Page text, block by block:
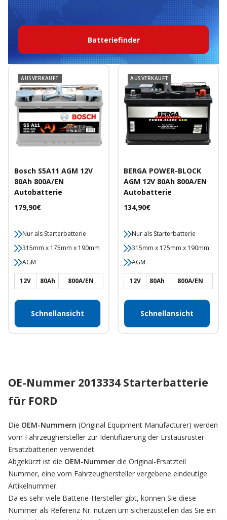
Batteriefinder
AUSVERKAUFT
Bosch S5A11 AGM 12V
80Ah 800A/EN
Autobatterie
Angebotspreis
179,90€
Nur als Starterbatterie
315mm x 175mm x 190mm
AGM
12V 80Ah 800A/EN
Schnellansicht
AUSVERKAUFT
BERGA POWER-BLOCK
AGM 12V 80Ah 800A/EN
Autobatterie
Angebotspreis
134,90€
Nur als Starterbatterie
315mm x 175mm x 190mm
AGM
12V 80Ah 800A/EN
Schnellansicht
OE-Nummer 2013334 Starterbatterie
für FORD
Die OEM-Nummern (Original Equipment Manufacturer) werden
vom Fahrzeughersteller zur Identifizierung der Erstausrüster-
Ersatzbatterien verwendet.
Abgekürzt ist die OEM-Nummer die Original-Ersatzteil
Nummer, eine vom Fahrzeughersteller vergebene eindeutige
Artikelnummer.
Da es sehr viele Batterie-Hersteller gibt, können Sie diese
Nummer als Referenz Nr. nutzen um sicherzustellen das Sie ein